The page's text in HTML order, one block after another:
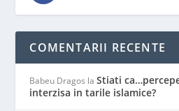
COMENTARII RECENTE
Babeu Dragos laStiati
interzisa in tarile islamice?